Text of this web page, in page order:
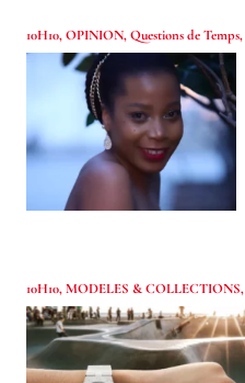
10H10,OPINION,Questions de Temps,
10H10,MODELES & COLLECTIONS,